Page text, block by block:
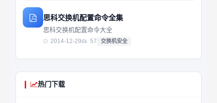
思科交换机配置命令全集
思科交换机配置命令大全
2014-12-29 57 交换机安全
热门下载